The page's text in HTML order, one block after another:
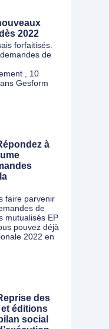
2022
forfaitisés.
de
, 10
Gesform
à
faire parvenir
de
mutualisés EP
pouvez déjà
2022 en
des
éditions
social